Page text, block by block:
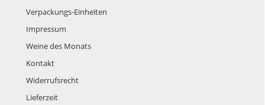
Verpackungs-Einheiten
Impressum
Weine des Monats
Kontakt
Widerrufsrecht
Lieferzeit